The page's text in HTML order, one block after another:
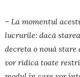
– La momentul
lucrurile: dacă
decreta o nouă stare
vor ridica toate